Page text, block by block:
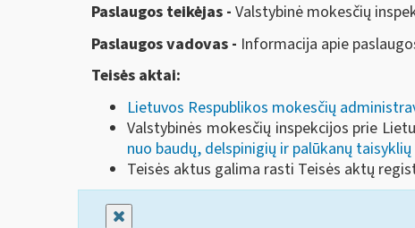
Paslaugos teikėjas - Valstybinė mokesčių
Paslaugos vadovas - Informacija apie
Teisės aktai:
Lietuvos Respublikos mokesčių
Valstybinės mokesčių inspekcijos prie
nuo baudų, delspinigių ir palūkanų
Teisės aktus galima rasti Teisės aktų